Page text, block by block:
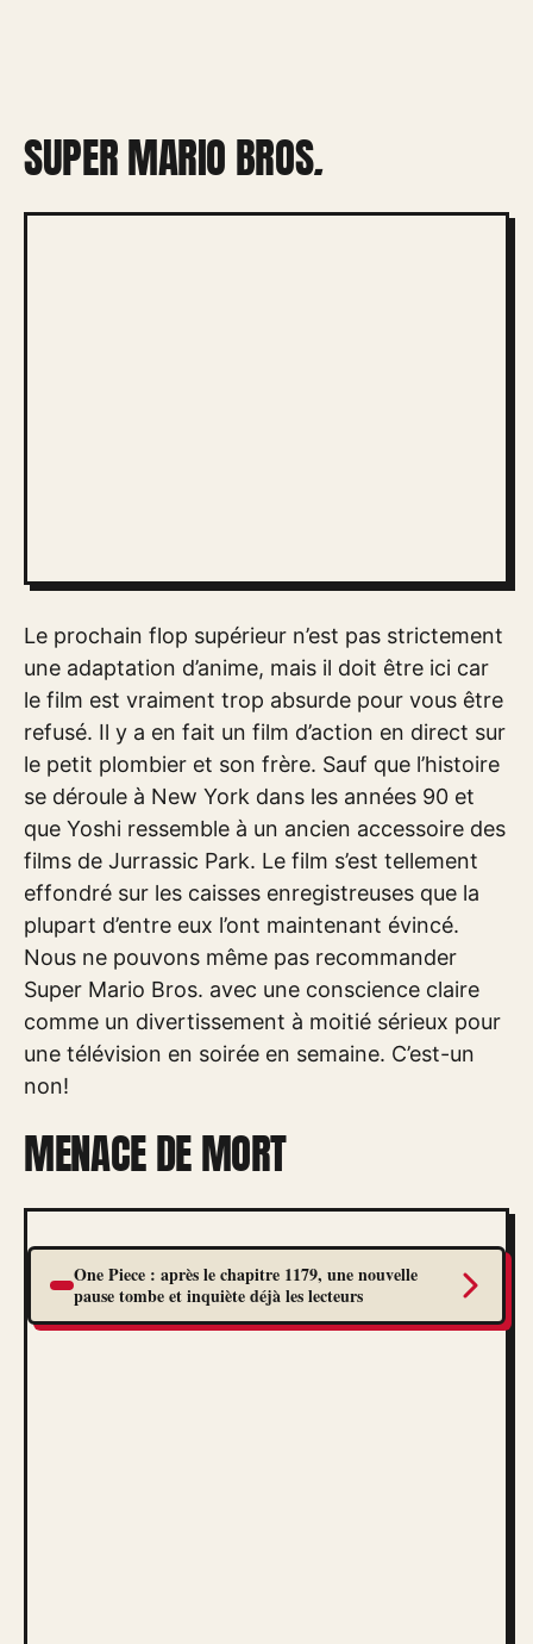
SUPER MARIO BROS.
Le prochain flop supérieur n’est pas strictement
une adaptation d’anime, mais il doit être ici car
le film est vraiment trop absurde pour vous être
refusé. Il y a en fait un film d’action en direct sur
le petit plombier et son frère. Sauf que l’histoire
se déroule à New York dans les années 90 et
que Yoshi ressemble à un ancien accessoire des
films de Jurrassic Park. Le film s’est tellement
effondré sur les caisses enregistreuses que la
plupart d’entre eux l’ont maintenant évincé.
Nous ne pouvons même pas recommander
Super Mario Bros. avec une conscience claire
comme un divertissement à moitié sérieux pour
une télévision en soirée en semaine. C’est-un
non!
MENACE DE MORT
One Piece : après le chapitre 1179, une nouvelle
pause tombe et inquiète déjà les lecteurs